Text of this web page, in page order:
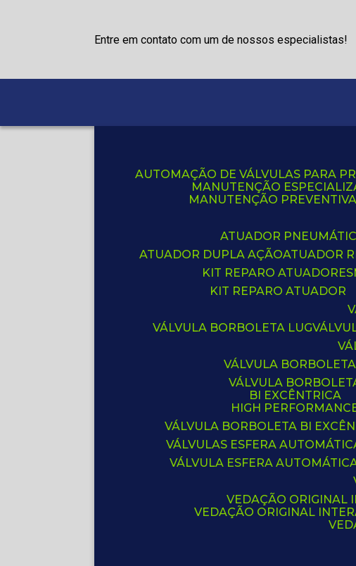
Entre em contato com um de nossos especialistas!
AUTOMAÇÃO DE VÁLVULAS PARA
MANUTENÇÃO
MANUTENÇÃO
ATUADOR
ATUADOR DUPLA AÇÃO
ATUADOR
KIT REPARO ATUADORES
KIT REPARO ATUADOR
VÁLVULA BORBOLETA LUG
VÁLVULA
VÁLVULA
BI EXCÊNTRICA
HIGH
VÁLVULA BORBOLETA BI
VÁLVULAS ESFERA
VÁLVULA ESFERA
VEDAÇÃO ORIGINAL
VEDAÇÃO ORIGINAL